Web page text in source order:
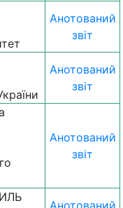
Анотований
звіт
Анотований
звіт
Анотований
звіт
Анотований